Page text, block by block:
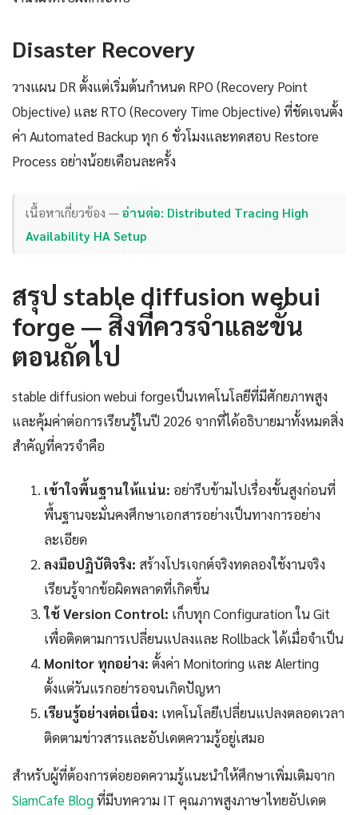
Disaster Recovery
วางแผน DR ตั้งแต่เริ่มต้นกำหนด RPO (Recovery Point
Objective) และ RTO (Recovery Time Objective) ที่ชัดเจนตั้ง
ค่า Automated Backup ทุก 6 ชั่วโมงและทดสอบ Restore
Process อย่างน้อยเดือนละครั้ง
เนื้อหาเกี่ยวข้อง —อ่านต่อ: Distributed Tracing High
Availability HA Setup
สรุป stable diffusion webui
forge — สิ่งที่ควรจำและขั้น
ตอนถัดไป
stable diffusion webui forgeเป็นเทคโนโลยีที่มีศักยภาพสูง
และคุ้มค่าต่อการเรียนรู้ในปี 2026 จากที่ได้อธิบายมาทั้งหมดสิ่ง
สำคัญที่ควรจำคือ
เข้าใจพื้นฐานให้แน่น: อย่ารีบข้ามไปเรื่องขั้นสูงก่อนที่
พื้นฐานจะมั่นคงศึกษาเอกสารอย่างเป็นทางการอย่าง
ละเอียด
ลงมือปฏิบัติจริง: สร้างโปรเจกต์จริงทดลองใช้งานจริง
เรียนรู้จากข้อผิดพลาดที่เกิดขึ้น
ใช้ Version Control: เก็บทุก Configuration ใน Git
เพื่อติดตามการเปลี่ยนแปลงและ Rollback ได้เมื่อจำเป็น
Monitor ทุกอย่าง: ตั้งค่า Monitoring และ Alerting
ตั้งแต่วันแรกอย่ารอจนเกิดปัญหา
เรียนรู้อย่างต่อเนื่อง: เทคโนโลยีเปลี่ยนแปลงตลอดเวลา
ติดตามข่าวสารและอัปเดตความรู้อยู่เสมอ
สำหรับผู้ที่ต้องการต่อยอดความรู้แนะนำให้ศึกษาเพิ่มเติมจาก
SiamCafe Blogที่มีบทความ IT คุณภาพสูงภาษาไทยอัปเดต